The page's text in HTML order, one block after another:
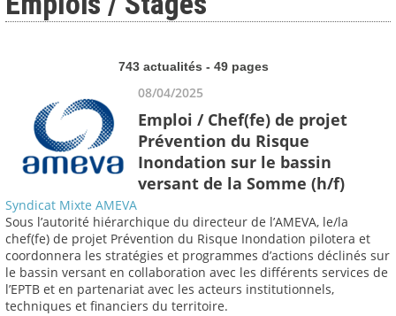
743 actualités - 49 pages
08/04/2025
Emploi / Chef(fe) de projet
Prévention du Risque
Inondation sur le bassin
versant de la Somme (h/f)
Syndicat Mixte AMEVA
Sous l’autorité hiérarchique du directeur de l’AMEVA, le/la
chef(fe) de projet Prévention du Risque Inondation pilotera et
coordonnera les stratégies et programmes d’actions déclinés sur
le bassin versant en collaboration avec les différents services de
l’EPTB et en partenariat avec les acteurs institutionnels,
techniques et financiers du territoire.